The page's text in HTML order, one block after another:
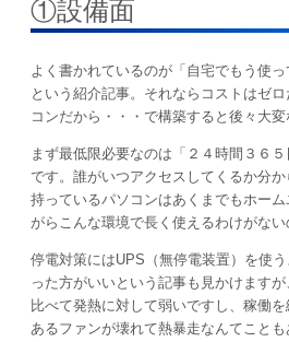
①設備面
よく書かれているのが「自宅でもう使っ
という紹介記事。それならコストはゼ
コンだから・・・で構築すると後々大変
まず最低限必要なのは「２４時間３６
です。誰がいつアクセスしてくるか分
持っているパソコンはあくまでもホー
がらこんな環境で長く使えるわけがない
停電対策にはUPS（無停電装置）を使
った方がいいという記事も見かけます
比べて発熱に対して弱いですし、稼働
あるファンが壊れて熱暴走なんてこと